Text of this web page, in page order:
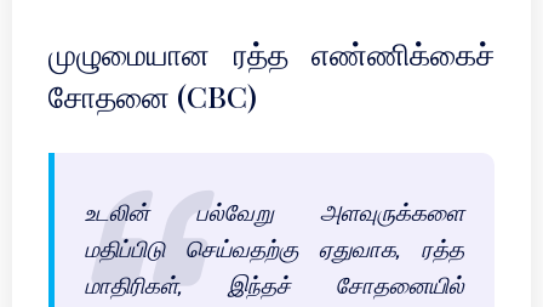
முழுமையான ரத்த எண்ணிக்கைச்
சோதனை (CBC)
உடலின் பல்வேறு அளவுருக்களை
மதிப்பிடு செய்வதற்கு ஏதுவாக, ரத்த
மாதிரிகள், இந்தச் சோதனையில்